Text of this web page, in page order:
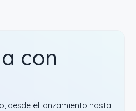
con
desde el lanzamiento hasta